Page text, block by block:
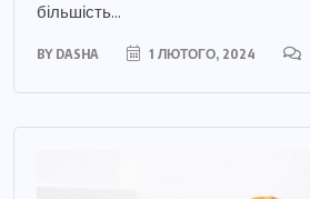
більшість...
BY DASHA 1 ЛЮТОГО, 2024